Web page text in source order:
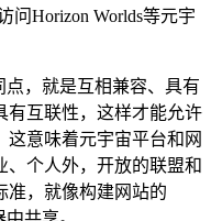
问Horizon Worlds等元宇
，就是互相兼容、具有
有互联性，这样才能允许
意味着元宇宙平台和网
、个人外，开放的联盟和
准，就像构建网站的